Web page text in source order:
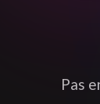
Pas